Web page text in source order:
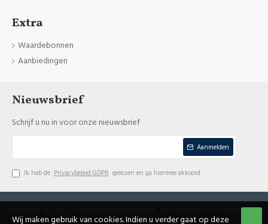
Extra
Waardebonnen
Aanbiedingen
Nieuwsbrief
Schrijf u nu in voor onze nieuwsbrief
Aanmelden
Ik heb de Privacybeleid GDPR gelezen en ga hiermee akkoord
Copyright © 2020, Juweliers Nachtergaele, Alle Rechten Voorbehouden
Wij maken gebruik van cookies. Indien u verder gaat op deze